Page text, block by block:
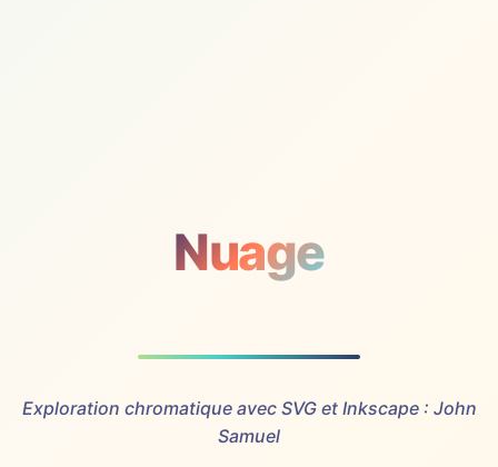
Nuage
Exploration chromatique avec SVG et Inkscape : John
Samuel